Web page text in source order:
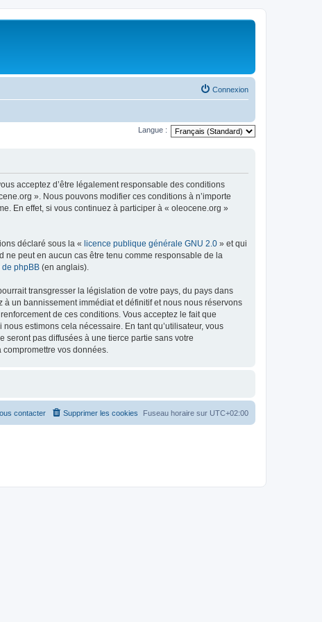
Connexion
Langue :
acceptez d’être légalement responsable des conditions
». Nous pouvons modifier ces conditions à n’importe
En effet, si vous continuez à participer à « oleocene.org »
déclaré sous la « licence publique générale GNU 2.0 » et qui
peut en aucun cas être tenu comme responsable de la
de phpBB (en anglais).
transgresser la législation de votre pays, du pays dans
un bannissement immédiat et définitif et nous nous réservons
de ces conditions. Vous acceptez le fait que
estimons cela nécessaire. En tant qu’utilisateur, vous
pas diffusées à une tierce partie sans votre
vos données.
Fuseau horaire sur UTC+02:00
Supprimer les cookies
contacter